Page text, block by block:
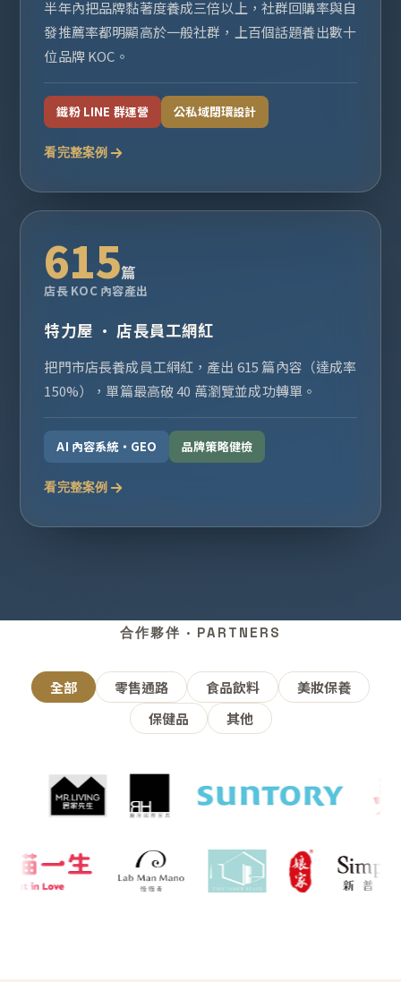
半年內把品牌黏著度養成三倍以上，社群回購率與自
發推薦率都明顯高於一般社群，上百個話題養出數十
位品牌 KOC。
鐵粉 LINE 群運營 公私域閉環設計
看完整案例
615篇
店長 KOC 內容產出
特力屋 · 店長員工網紅
把門市店長養成員工網紅，產出 615 篇內容（達成率
150%），單篇最高破 40 萬瀏覽並成功轉單。
AI 內容系統・GEO 品牌策略健檢
看完整案例
合作夥伴 · PARTNERS
全部 零售通路 食品飲料
美妝保養
保健品
其他